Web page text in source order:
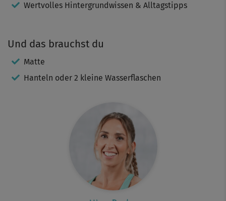
Wertvolles Hintergrundwissen & Alltagstipps
Und das brauchst du
Matte
Hanteln oder 2 kleine Wasserflaschen